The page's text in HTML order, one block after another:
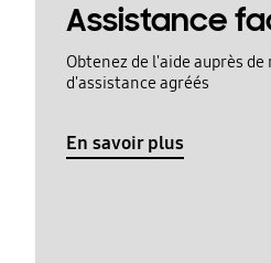
Assistance
Obtenez de l'aide auprès de
d'assistance agréés
En savoir plus